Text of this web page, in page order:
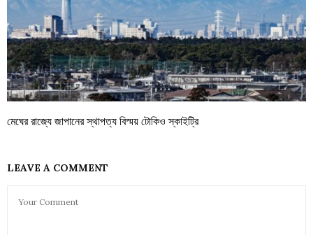
মেঘের রাজ্যে জাপানের স্থাপত্য বিস্ময় টোকিও স্কাইট্রি
LEAVE A COMMENT